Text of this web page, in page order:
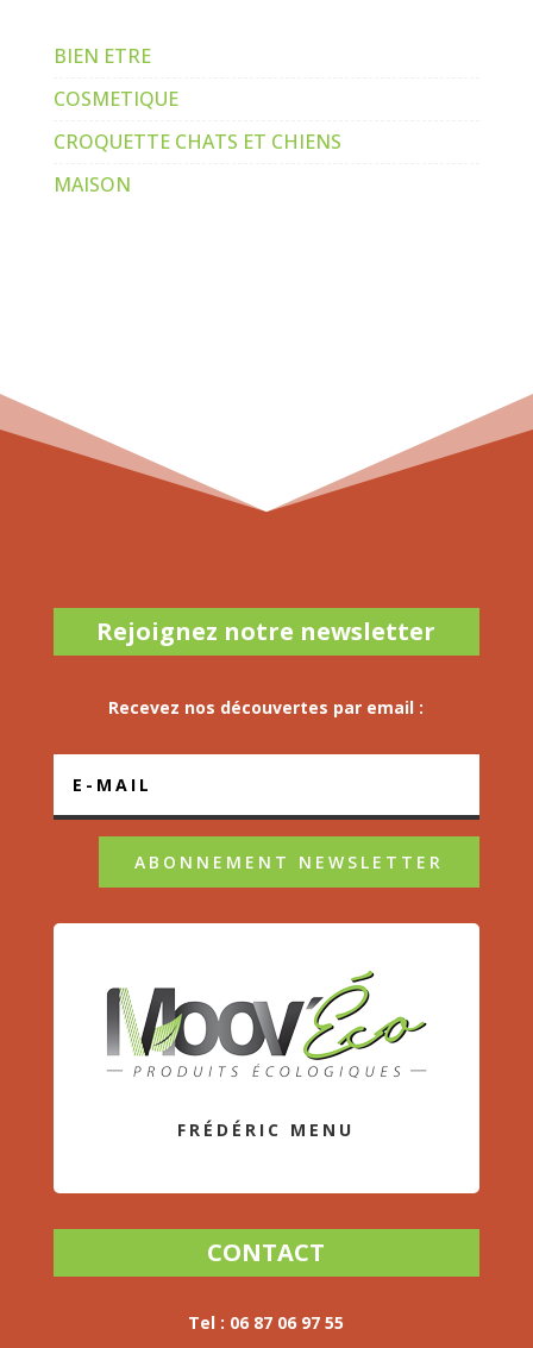
BIEN ETRE
COSMETIQUE
CROQUETTE CHATS ET CHIENS
MAISON
Rejoignez notre newsletter
Recevez nos découvertes par email :
ABONNEMENT NEWSLETTER
FRÉDÉRIC MENU
CONTACT
Tel : 06 87 06 97 55